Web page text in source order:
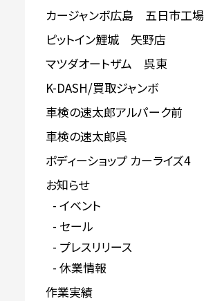
カージャンボ広島 五日市工場
ピットイン鯉城 矢野店
マツダオートザム 呉東
K-DASH/買取ジャンボ
車検の速太郎アルパーク前
車検の速太郎呉
ボディーショップ カーライズ4
お知らせ
イベント
セール
プレスリリース
休業情報
作業実績